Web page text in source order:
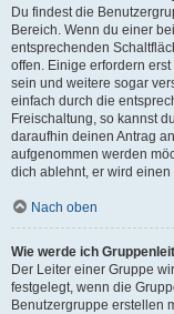
Du findest die
Bereich. Wenn du einer
entsprechenden
offen. Einige erfordern
sein und weitere sogar
einfach durch die
Freischaltung, so kannst
daraufhin deinen Antrag
aufgenommen werden
dich ablehnt, er wird
Nach oben
Wie werde ich
Der Leiter einer Gruppe
festgelegt, wenn die
Benutzergruppe erstellen